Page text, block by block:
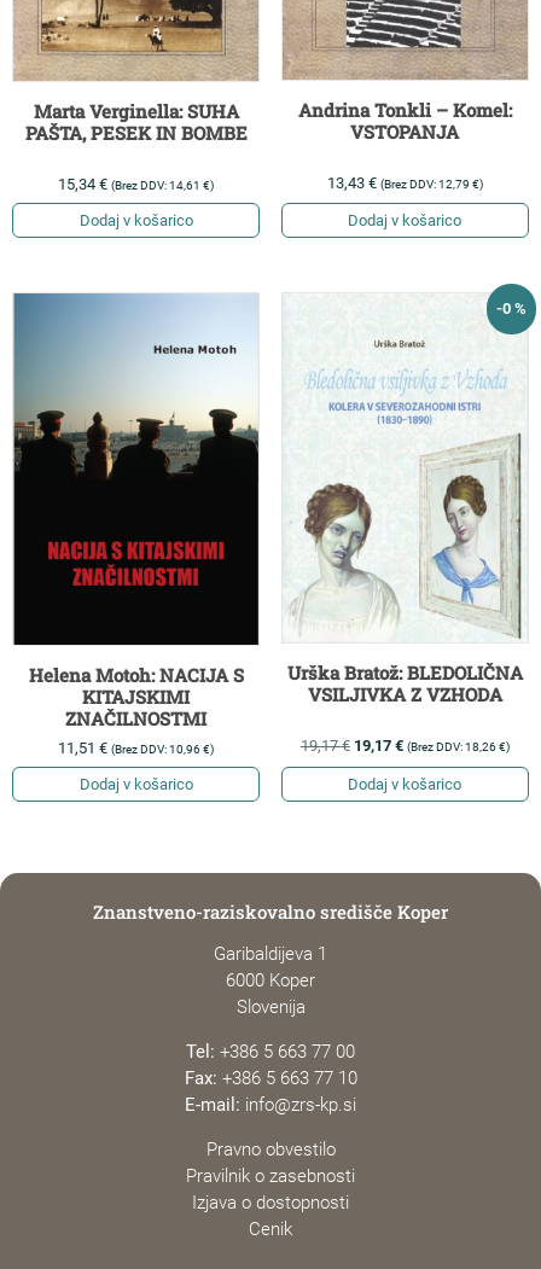
Marta Verginella: SUHA
PAŠTA, PESEK IN BOMBE
15,34€ (Brez DDV:14,61€)
Dodaj v košarico
Andrina Tonkli – Komel:
VSTOPANJA
13,43 € (Brez DDV:12,79 €)
Dodaj v košarico
Helena Motoh: NACIJA S
KITAJSKIMI
ZNAČILNOSTMI
11,51€ (Brez DDV:10,96€)
Dodaj v košarico
-0 %
Urška Bratož: BLEDOLIČNA
VSILJIVKA Z VZHODA
19,17€ 19,17 € (Brez DDV:18,26€)
Dodaj v košarico
Znanstveno-raziskovalno središče Koper
Garibaldijeva 1
6000 Koper
Slovenija
Tel: +386 5 663 77 00
Fax: +386 5 663 77 10
E-mail: info@zrs-kp.si
Pravno obvestilo
Pravilnik o zasebnosti
Izjava o dostopnosti
Cenik